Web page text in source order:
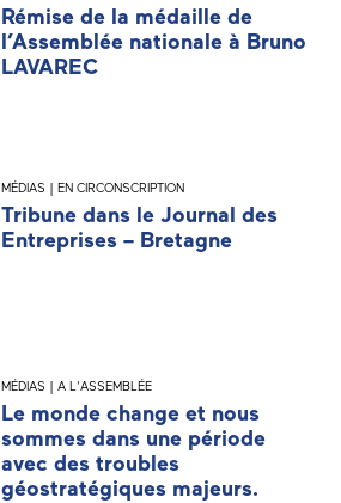
Rémise de la médaille de
l’Assemblée nationale à Bruno
LAVAREC
MÉDIAS | EN CIRCONSCRIPTION
Tribune dans le Journal des
Entreprises – Bretagne
MÉDIAS | A L'ASSEMBLÉE
Le monde change et nous
sommes dans une période
avec des troubles
géostratégiques majeurs.